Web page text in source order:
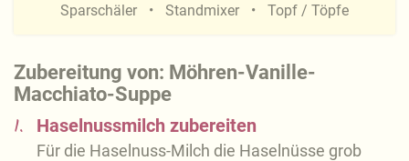
Zubereitung von: Möhren-Vanille-
Macchiato-Suppe
1. Haselnussmilch zubereiten
Für die Haselnuss-Milch die Haselnüsse grob
Sparschäler
Standmixer Topf / Töpfe